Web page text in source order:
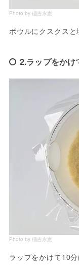
Photo by 稲吉永恵
ボウルにクスクスと
2.ラップをかけ
Photo by 稲吉永恵
ラップをかけて10分